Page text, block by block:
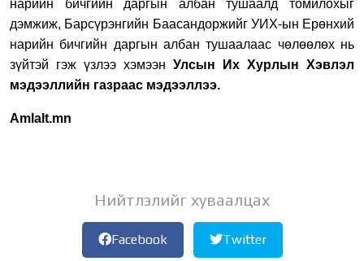
нарийн бичгийн даргын албан тушаалд томилохыг
дэмжиж, Барсүрэнгийн Баасандоржийг УИХ-ын Ерөнхий
нарийн бичгийн даргын албан тушаалаас чөлөөлөх нь
зүйтэй гэж үзлээ хэмээн Улсын Их Хурлын Хэвлэл
мэдээллийн газраас мэдээллээ.
Amlalt.mn
Нийтлэлийг хуваалцах
Facebook Twitter